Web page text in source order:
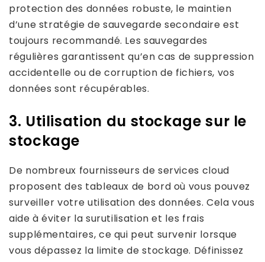
protection des données robuste, le maintien
d’une stratégie de sauvegarde secondaire est
toujours recommandé. Les sauvegardes
régulières garantissent qu’en cas de suppression
accidentelle ou de corruption de fichiers, vos
données sont récupérables.
3. Utilisation du stockage sur le
stockage
De nombreux fournisseurs de services cloud
proposent des tableaux de bord où vous pouvez
surveiller votre utilisation des données. Cela vous
aide à éviter la surutilisation et les frais
supplémentaires, ce qui peut survenir lorsque
vous dépassez la limite de stockage. Définissez